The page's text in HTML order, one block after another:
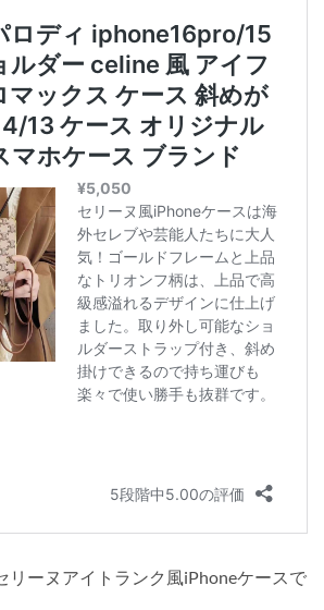
リーヌアイトランク風iPhoneケースで